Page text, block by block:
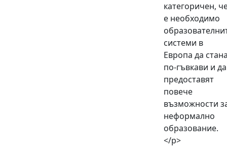
категоричен,
е необходимо
системи в
Европа да
по-гъвкави и да
предоставят
повече
възможности
неформално
образование.
</p>